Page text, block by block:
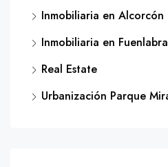
Inmobiliaria en Alcorcón
Inmobiliaria en
Real Estate
Urbanización Parque